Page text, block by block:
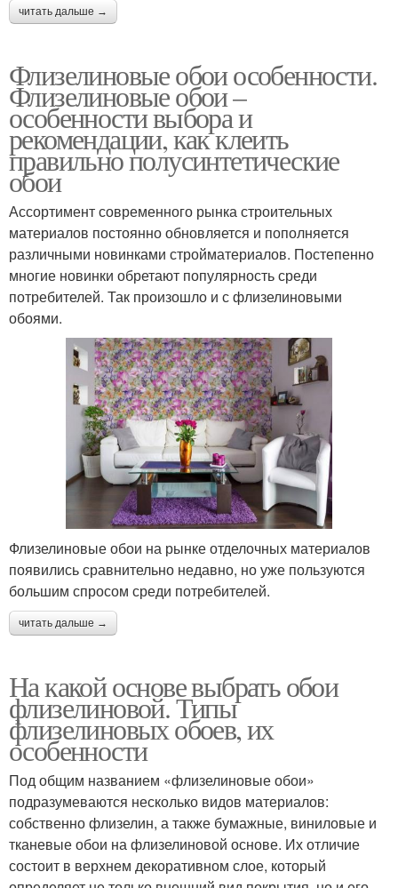
читать дальше →
Флизелиновые обои особенности.
Флизелиновые обои –
особенности выбора и
рекомендации, как клеить
правильно полусинтетические
обои
Ассортимент современного рынка строительных
материалов постоянно обновляется и пополняется
различными новинками стройматериалов. Постепенно
многие новинки обретают популярность среди
потребителей. Так произошло и с флизелиновыми
обоями.
Флизелиновые обои на рынке отделочных материалов
появились сравнительно недавно, но уже пользуются
большим спросом среди потребителей.
читать дальше →
На какой основе выбрать обои
флизелиновой. Типы
флизелиновых обоев, их
особенности
Под общим названием «флизелиновые обои»
подразумеваются несколько видов материалов:
собственно флизелин, а также бумажные, виниловые и
тканевые обои на флизелиновой основе. Их отличие
состоит в верхнем декоративном слое, который